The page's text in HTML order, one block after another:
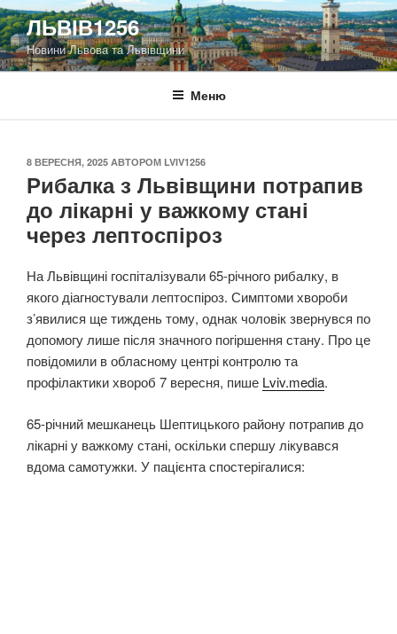
Перейти
до
вмісту
ЛЬВІВ1256
Новини Львова та Львівщини
Меню
ОПУБЛІКОВАНО
8 ВЕРЕСНЯ, 2025 АВТОРОМ LVIV1256
Рибалка з Львівщини потрапив
до лікарні у важкому стані
через лептоспіроз
На Львівщині госпіталізували 65-річного рибалку, в
якого діагностували лептоспіроз. Симптоми хвороби
з’явилися ще тиждень тому, однак чоловік звернувся по
допомогу лише після значного погіршення стану. Про це
повідомили в обласному центрі контролю та
профілактики хвороб 7 вересня, пише Lviv.media.
65-річний мешканець Шептицького району потрапив до
лікарні у важкому стані, оскільки спершу лікувався
вдома самотужки. У пацієнта спостерігалися: